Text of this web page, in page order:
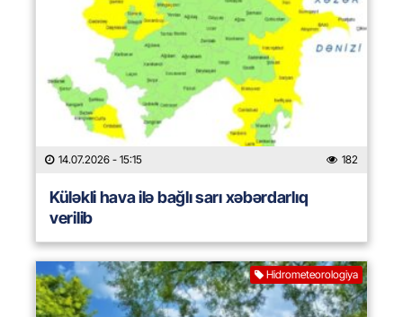
14.07.2026 - 15:15 182
Küləkli hava ilə bağlı sarı xəbərdarlıq
verilib
Hidrometeorologiya